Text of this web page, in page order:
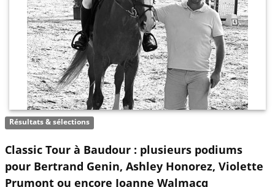
Résultats & sélections
Classic Tour à Baudour : plusieurs podiums
pour Bertrand Genin, Ashley Honorez, Violette
Prumont ou encore Joanne Walmacq